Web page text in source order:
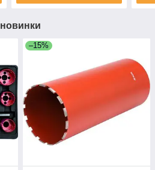
новинки
–15%